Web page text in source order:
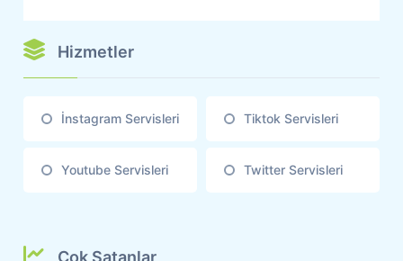
Hizmetler
İnstagram Servisleri Tiktok Servisleri
Youtube Servisleri Twitter Servisleri
Çok Satanlar